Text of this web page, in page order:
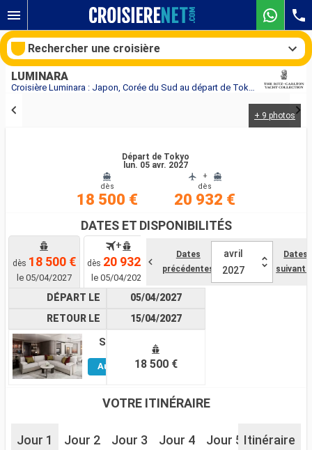
Croisière Luminara : Japon, Corée du Sud au départ de Tokyo
LUMINARA
+ 9 photos
Départ de Tokyo
lun. 05 avr. 2027
dès
18 500 €
+
dès
20 932 €
DATES ET DISPONIBILITÉS
dès 18 500 €
le 05/04/2027
+
dès 20 932 €
le 05/04/2027
Dates
précédentes
avril
2027
Dates
DÉPART LE
RETOUR LE
Suite
Autres
05/04/2027
15/04/2027
18 500 €
VOTRE ITINÉRAIRE
Jour 1 Jour 2 Jour 3 Jour 4 Jour 5 Jour 6
Itinéraire
Rechercher une croisière
Compagnies
Rechercher